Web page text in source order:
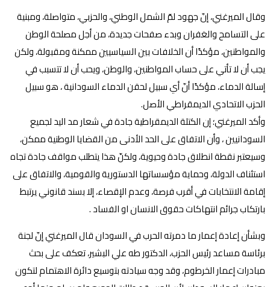
وقال الميرغني، إنّ جهود لمّ الشمل الوطني، والحزبي، متواصلة، ومبنية
على التسامح والغفران وبدء صفحات جديدة، من أجل مصلحة الوطن
والمواطنين، مؤكدًا أن الخلافات بين السياسيين ممكنة ومقبولة، ولكن
يجب أن لا تأتي على حساب المواطنين، والوطن، ويحب أن لا تتسبب في
إسالة الدماء، مؤكدًا أنّ أي سبيل لحقن الدماء السودانية ، هو سبيل
الحزب الاتحادي الديمقراطي الأصل.
وأكد الميرغني؛ إن الكتلة الديمقراطية جادة في شعار مد اليد لجميع
السودانيين ، وأن الاتفاق على الحد الأدنى من القضايا الوطنية ممكن،
وسيعتبر نقطة انطلاق جادة وحيوية، ولكنّ هذا يتطلب مواقف جادة تجاه
استئناف الدولة، وحماية مؤسساتها الدستورية والقومية، والاتفاق على
إقامة الانتخابات في أقرب فرصة، وعدم الإقصاء، إلا بسند قانوني يرتبط
بارتكاب جرائم انتهاكات حقوق الانسان او الفساد .
وبشأن إعادة إعمار ما دمرته الحرب في السودان قال الميرغني إنّ لجنة
برئاسة مساعد رئيس الحزب، الدكتور طه علي البشير، تعكف على بحث
مبادرات إعمار الخرطوم، وقد وجه سيادته بتوسيع دائرة الاهتمام لتكون